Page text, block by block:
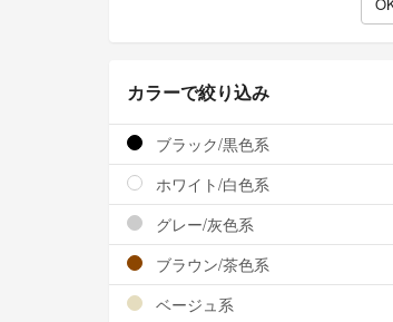
カラーで絞り込み
ブラック/黒色系
ホワイト/白色系
グレー/灰色系
ブラウン/茶色系
ベージュ系